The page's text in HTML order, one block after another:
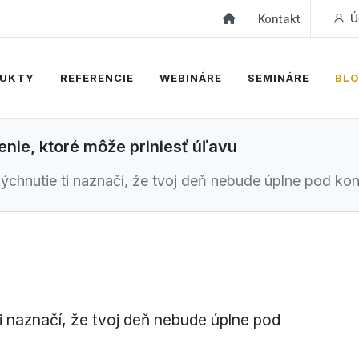
Kontakt
REFERENCIE WEBINÁRE SEMINÁRE
ktoré môže priniesť úľavu
ti naznačí, že tvoj deň nebude úplne pod
že tvoj deň nebude úplne pod